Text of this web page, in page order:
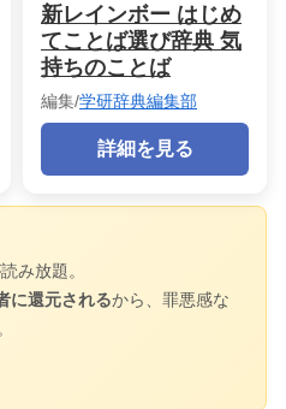
新レインボー はじめ
てことば選び辞典 気
持ちのことば
編集/学研辞典編集部
詳細を見る
み放題。
に還元されるから、罪悪感な